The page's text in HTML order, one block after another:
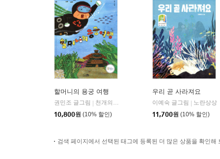
할머니의 용궁 여행
권민조 글그림
천개의바람
10,800원 (10% 할인)
우리 곧 사라져요
이예숙 글그림
노란상상
11,700원 (10% 할인)
검색 페이지에서 선택된 태그에 등록된 더 많은 상품을 확인해